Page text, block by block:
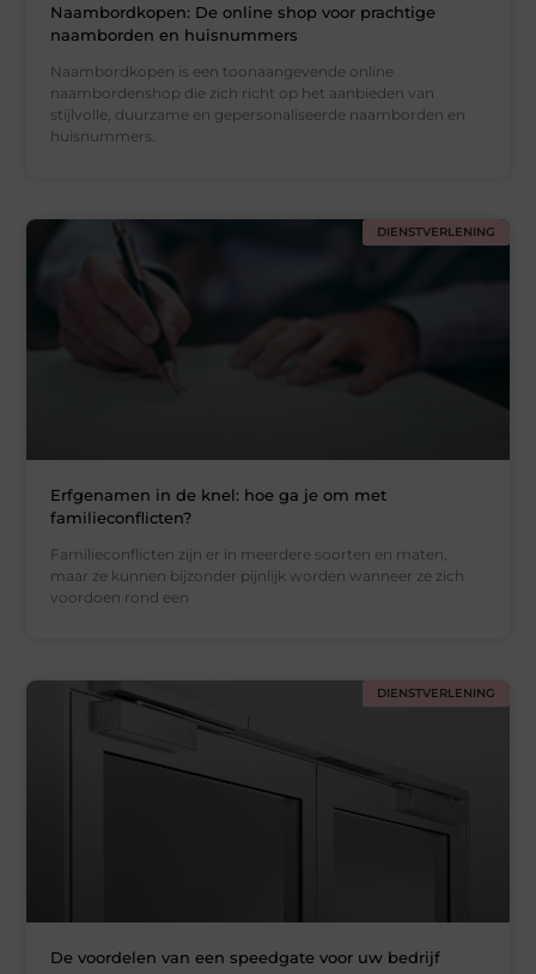
Naambordkopen: De online shop voor prachtige
naamborden en huisnummers
Naambordkopen is een toonaangevende online
naambordenshop die zich richt op het aanbieden van
stijlvolle, duurzame en gepersonaliseerde naamborden en
huisnummers.
DIENSTVERLENING
Erfgenamen in de knel: hoe ga je om met
familieconflicten?
Familieconflicten zijn er in meerdere soorten en maten,
maar ze kunnen bijzonder pijnlijk worden wanneer ze zich
voordoen rond een
DIENSTVERLENING
De voordelen van een speedgate voor uw bedrijf